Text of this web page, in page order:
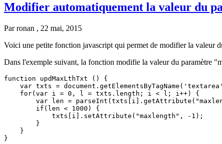
Modifier automatiquement la valeur du
Parronan , 22 mai, 2015
Voici une petite fonction javascript qui permet de modifier la valeur
Dans l'exemple suivant, la fonction modifie la valeur du paramètre
function updMaxLthTxt () {
var txts =
for(var i = 0, l = txts.length; i < l; i++) {
var len =
if(len < 1000) {
txts[i].setAttribute("maxlength", -1);
}
}